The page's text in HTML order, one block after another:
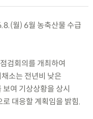
월) 6월 농축산물 수급
검회의를 개최하여
소는 전년비 낮은
여 기상상황을 상시
대응할 계획임을 밝힘.